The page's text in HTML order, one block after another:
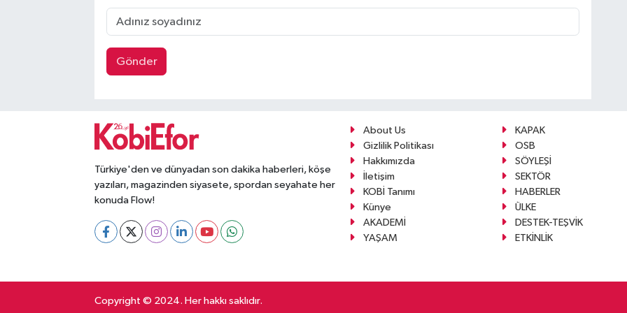
Gönder
Türkiye'den ve dünyadan son dakika haberleri, köşe
yazıları, magazinden siyasete, spordan seyahate her
konuda Flow!
About Us
KAPAK
Gizlilik Politikası
OSB
Hakkımızda
SÖYLEŞİ
İletişim
SEKTÖR
KOBİ Tanımı
HABERLER
Künye
ÜLKE
AKADEMİ
DESTEK-TEŞVİK
YAŞAM
ETKİNLİK
Copyright © 2024. Her hakkı saklıdır.